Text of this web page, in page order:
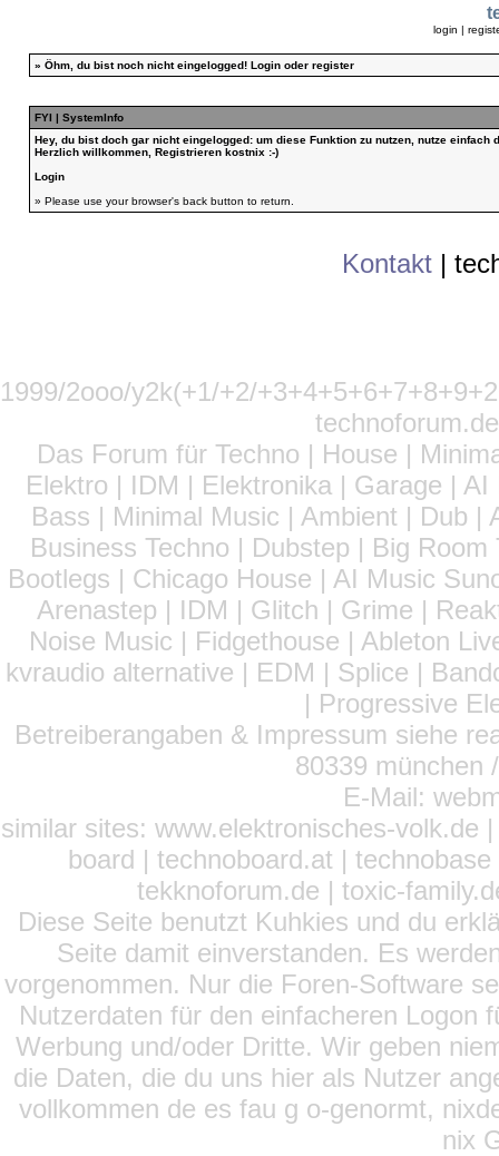
login |
» Öhm, du bist noch nicht eingelogged! Loginoder register
FYI | SystemInfo
Hey, du bist doch gar nicht eingelogged: um diese Funktion zu nutzen, nutze
Herzlich willkommen, Registrieren kostnix :-)
Login
» Please use your browser's back button to return.
Kontakt |
1999/2ooo/y2k(+1/+2/
Das Forum für Techno | House |
Elektro | IDM | Elektronika | Garage |
Bass | Minimal Music | Ambient | Dub
Business Techno | Dubstep | Big
Bootlegs | Chicago House | AI Music
Arenastep | IDM | Glitch | Grime |
Noise Music | Fidgethouse | Ableton
kvraudio alternative | EDM | Splice |
| Progressive
Betreiberangaben & Impressum siehe
80339 münchen
E-Mail:
similar sites: www.elektronisches-volk.de
board | technoboard.at |
tekknoforum.de | toxic-
Diese Seite benutzt Kuhkies und du
Seite damit einverstanden. Es
vorgenommen. Nur die Foren-Software
Nutzerdaten für den einfacheren Logon
Werbung und/oder Dritte. Wir geben
die Daten, die du uns hier als Nutzer
vollkommen de es fau g o-genormt,
nix